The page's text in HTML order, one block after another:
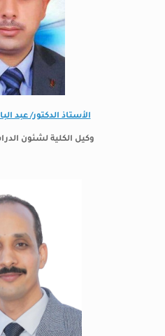
الأستاذ الدكتور/ عبد
وكيل الكلية لشئون